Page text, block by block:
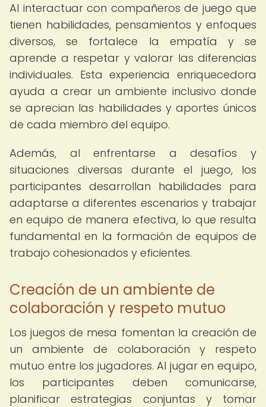
Al interactuar con compañeros de juego que
tienen habilidades, pensamientos y enfoques
diversos, se fortalece la empatía y se
aprende a respetar y valorar las diferencias
individuales. Esta experiencia enriquecedora
ayuda a crear un ambiente inclusivo donde
se aprecian las habilidades y aportes únicos
de cada miembro del equipo.
Además, al enfrentarse a desafíos y
situaciones diversas durante el juego, los
participantes desarrollan habilidades para
adaptarse a diferentes escenarios y trabajar
en equipo de manera efectiva, lo que resulta
fundamental en la formación de equipos de
trabajo cohesionados y eficientes.
Creación de un ambiente de
colaboración y respeto mutuo
Los juegos de mesa fomentan la creación de
un ambiente de colaboración y respeto
mutuo entre los jugadores. Al jugar en equipo,
los participantes deben comunicarse,
planificar estrategias conjuntas y tomar